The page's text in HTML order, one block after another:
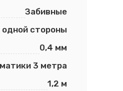
Забивные
одной стороны
0,4 мм
3 метра
1,2 м